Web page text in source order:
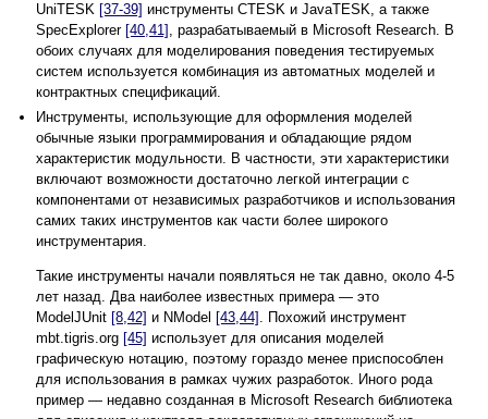
UniTESK [37-39] инструменты CTESK и JavaTESK, а также
SpecExplorer [40,41] , разрабатываемый в Microsoft Research. В
обоих случаях для моделирования поведения тестируемых
систем используется комбинация из автоматных моделей и
контрактных спецификаций.
Инструменты, использующие для оформления моделей
обычные языки программирования и обладающие рядом
характеристик модульности. В частности, эти характеристики
включают возможности достаточно легкой интеграции с
компонентами от независимых разработчиков и использования
самих таких инструментов как части более широкого
инструментария.
Такие инструменты начали появляться не так давно, около 4-5
лет назад. Два наиболее известных примера — это
ModelJUnit [8,42] и NModel [43,44] . Похожий инструмент
mbt.tigris.org [45] использует для описания моделей
графическую нотацию, поэтому гораздо менее приспособлен
для использования в рамках чужих разработок. Иного рода
пример — недавно созданная в Microsoft Research библиотека